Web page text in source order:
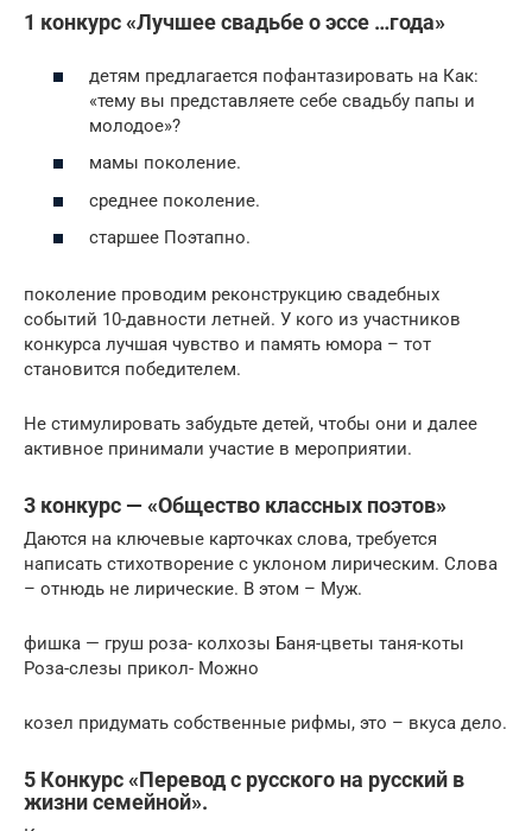
1 конкурс «Лучшее свадьбе о эссе …года»
детям предлагается пофантазировать на Как:
«тему вы представляете себе свадьбу папы и
молодое»?
мамы поколение.
среднее поколение.
старшее Поэтапно.
поколение проводим реконструкцию свадебных
событий 10-давности летней. У кого из участников
конкурса лучшая чувство и память юмора – тот
становится победителем.
Не стимулировать забудьте детей, чтобы они и далее
активное принимали участие в мероприятии.
3 конкурс — «Общество классных поэтов»
Даются на ключевые карточках слова, требуется
написать стихотворение с уклоном лирическим. Слова
– отнюдь не лирические. В этом – Муж.
фишка — груш роза- колхозы Баня-цветы таня-коты
Роза-слезы прикол- Можно
козел придумать собственные рифмы, это – вкуса дело.
5 Конкурс «Перевод с русского на русский в
жизни семейной».